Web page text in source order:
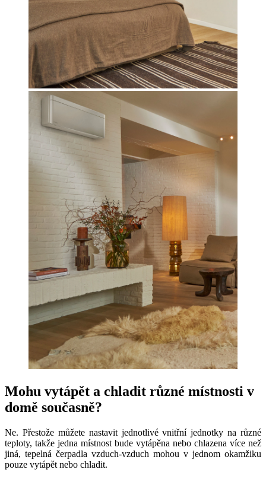
Mohu vytápět a chladit různé místnosti v
domě současně?
Ne. Přestože můžete nastavit jednotlivé vnitřní jednotky na různé
teploty, takže jedna místnost bude vytápěna nebo chlazena více než
jiná, tepelná čerpadla vzduch-vzduch mohou v jednom okamžiku
pouze vytápět nebo chladit.